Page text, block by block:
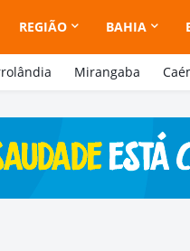
REGIÃO BAHIA
Mirangaba